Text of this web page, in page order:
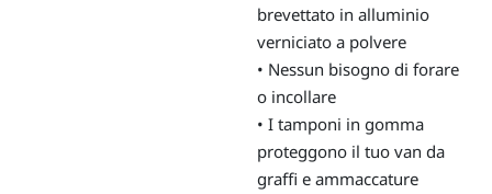
brevettato in alluminio
verniciato a polvere
• Nessun bisogno di forare
o incollare
• I tamponi in gomma
proteggono il tuo van da
graffi e ammaccature